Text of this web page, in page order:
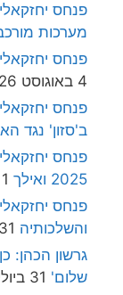
פנחס
מערכות
פנחס
4 באוגוסט 2026
פנחס
ב'סזון' נגד
פנחס
2025 ואילך
1 באוגוסט 2026
פנחס
והשלכותיה 31 ביולי 2026
גרשון הכהן:
שלום' 31 ביולי 2026